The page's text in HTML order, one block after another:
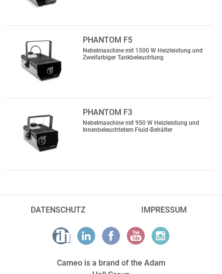
PHANTOM F5
Nebelmaschine mit 1500 W Heizleistung und
Zweifarbiger Tankbeleuchtung
PHANTOM F3
Nebelmaschine mit 950 W Heizleistung und
Innenbeleuchtetem Fluid-Behälter
DATENSCHUTZ IMPRESSUM
Cameo is a brand of the Adam